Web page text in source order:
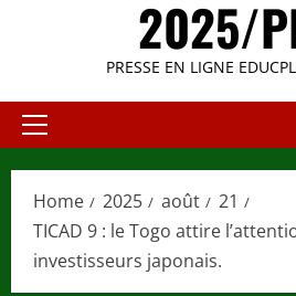
2025/
PRESSE EN LIGNE
Primary
Home 2025 août
21
TICAD 9 : le Togo attire
investisseurs japonais.